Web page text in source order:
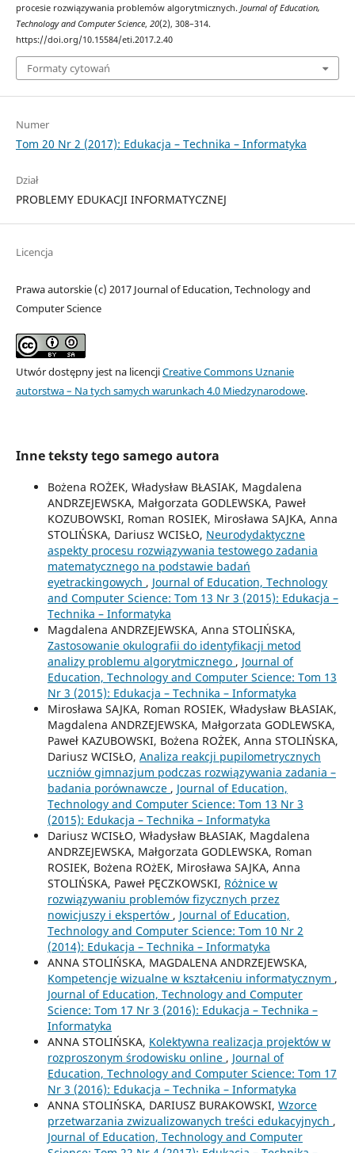
procesie rozwiązywania problemów algorytmicznych. Journal of Education,
Technology and Computer Science, 20(2), 308–314.
https://doi.org/10.15584/eti.2017.2.40
Formaty cytowań
Numer
Tom 20 Nr 2 (2017): Edukacja – Technika – Informatyka
Dział
PROBLEMY EDUKACJI INFORMATYCZNEJ
Licencja
Prawa autorskie (c) 2017 Journal of Education, Technology and
Computer Science
Utwór dostępny jest na licencjiCreative Commons Uznanie
autorstwa – Na tych samych warunkach 4.0 Miedzynarodowe.
Inne teksty tego samego autora
Bożena ROŻEK, Władysław BŁASIAK, Magdalena
ANDRZEJEWSKA, Małgorzata GODLEWSKA, Paweł
KOZUBOWSKI, Roman ROSIEK, Mirosława SAJKA, Anna
STOLIŃSKA, Dariusz WCISŁO, Neurodydaktyczne
aspekty procesu rozwiązywania testowego zadania
matematycznego na podstawie badań
eyetrackingowych , Journal of Education, Technology
and Computer Science: Tom 13 Nr 3 (2015): Edukacja –
Technika – Informatyka
Magdalena ANDRZEJEWSKA, Anna STOLIŃSKA,
Zastosowanie okulografii do identyfikacji metod
analizy problemu algorytmicznego , Journal of
Education, Technology and Computer Science: Tom 13
Nr 3 (2015): Edukacja – Technika – Informatyka
Mirosława SAJKA, Roman ROSIEK, Władysław BŁASIAK,
Magdalena ANDRZEJEWSKA, Małgorzata GODLEWSKA,
Paweł KAZUBOWSKI, Bożena ROŻEK, Anna STOLIŃSKA,
Dariusz WCISŁO, Analiza reakcji pupilometrycznych
uczniów gimnazjum podczas rozwiązywania zadania –
badania porównawcze , Journal of Education,
Technology and Computer Science: Tom 13 Nr 3
(2015): Edukacja – Technika – Informatyka
Dariusz WCISŁO, Władysław BŁASIAK, Magdalena
ANDRZEJEWSKA, Małgorzata GODLEWSKA, Roman
ROSIEK, Bożena ROżEK, Mirosława SAJKA, Anna
STOLIŃSKA, Paweł PĘCZKOWSKI, Różnice w
rozwiązywaniu problemów fizycznych przez
nowicjuszy i ekspertów , Journal of Education,
Technology and Computer Science: Tom 10 Nr 2
(2014): Edukacja – Technika – Informatyka
ANNA STOLIŃSKA, MAGDALENA ANDRZEJEWSKA,
Kompetencje wizualne w kształceniu informatycznym ,
Journal of Education, Technology and Computer
Science: Tom 17 Nr 3 (2016): Edukacja – Technika –
Informatyka
ANNA STOLIŃSKA, Kolektywna realizacja projektów w
rozproszonym środowisku online , Journal of
Education, Technology and Computer Science: Tom 17
Nr 3 (2016): Edukacja – Technika – Informatyka
ANNA STOLIŃSKA, DARIUSZ BURAKOWSKI, Wzorce
przetwarzania zwizualizowanych treści edukacyjnych ,
Journal of Education, Technology and Computer